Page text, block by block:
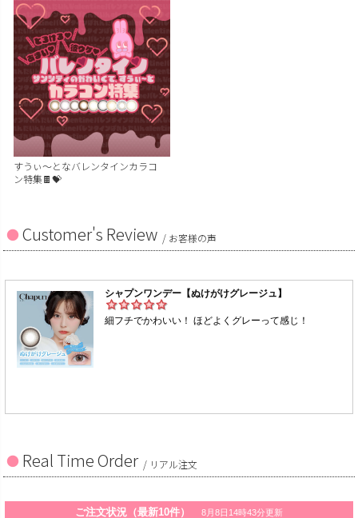
すうぃ～となバレンタインカラコ
ン特集🍫💝
Customer's Review / お客様の声
Real Time Order / リアル注文